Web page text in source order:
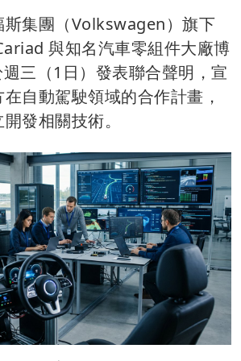
斯集團（Volkswagen）旗下
與知名汽車零組件大廠博
三（1日）發表聯合聲明，宣
自動駕駛領域的合作計畫，
發相關技術。